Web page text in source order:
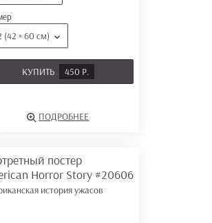
(42 × 60 см)
КУПИТЬ 450 Р.
ПОДРОБНЕЕ
постер
Horror Story #20606
история ужасов